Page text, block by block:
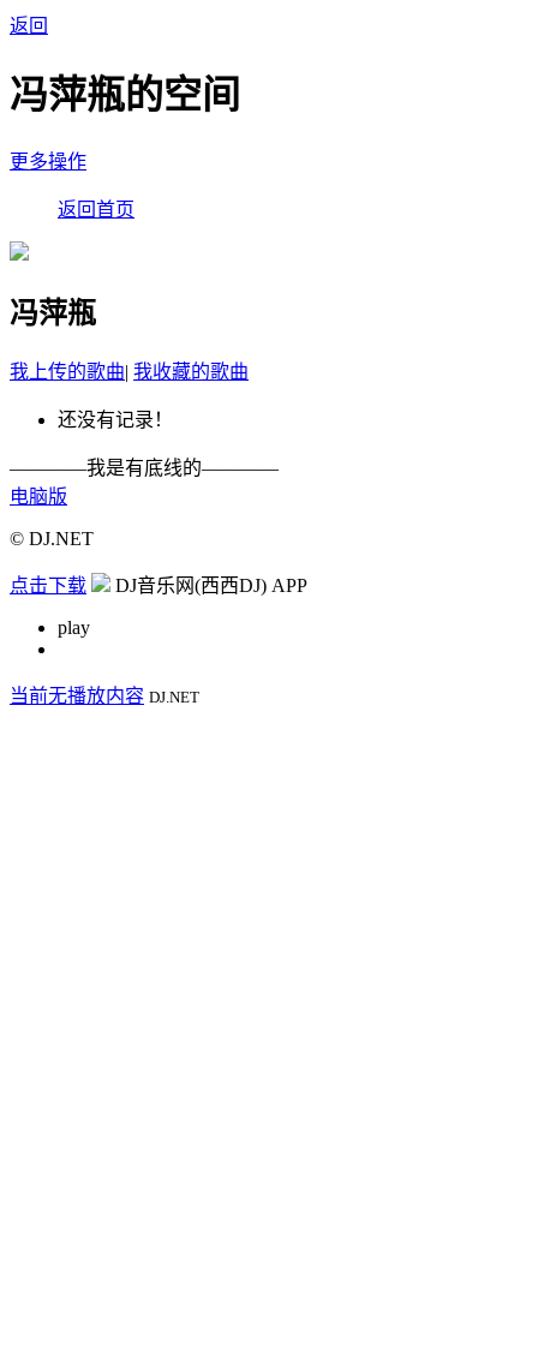
返回
冯萍瓶的空间
更多操作
返回首页
冯萍瓶
我上传的歌曲| 我收藏的歌曲
还没有记录！
————我是有底线的————
电脑版
© DJ.NET
点击下载 DJ音乐网(西西DJ) APP
play
当前无播放内容 DJ.NET